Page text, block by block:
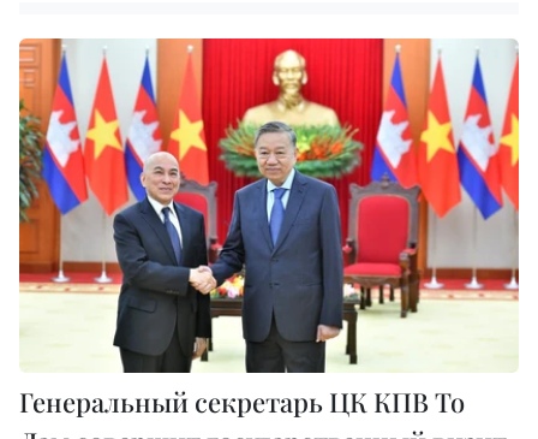
Генеральный секретарь ЦК КПВ То